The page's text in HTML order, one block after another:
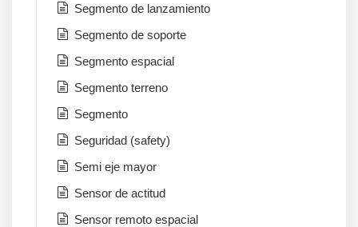
Segmento de lanzamiento
Segmento de soporte
Segmento espacial
Segmento terreno
Segmento
Seguridad (safety)
Semi eje mayor
Sensor de actitud
Sensor remoto espacial